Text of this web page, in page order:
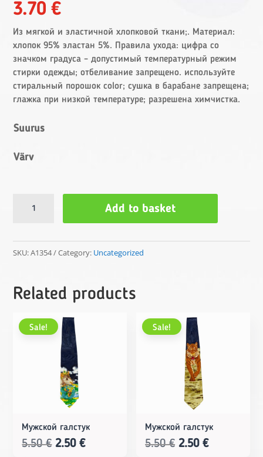
3.70€
Из мягкой и эластичной хлопковой ткани;. Материал:
хлопок 95% эластан 5%. Правила ухода: цифра со
значком градуса – допустимый температурный режим
стирки одежды; отбеливание запрещено. используйте
стиральный порошок color; сушка в барабане запрещена;
глажка при низкой температуре; разрешена химчистка.
Suurus
Värv
Мужские Add to basket
SKU:A1354 Category: Uncategorized
Related products
Sale!
Мужской галстук
5.50€ Original
2.50€Current
Sale!
Мужской галстук
5.50€ Original
2.50€Current